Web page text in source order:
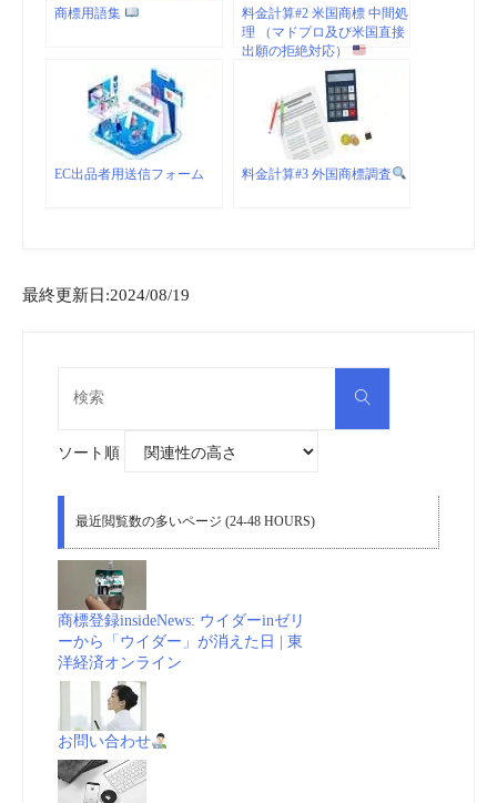
商標用語集
料金計算#2 米国商標 中間処
理 （マドプロ及び米国直接
出願の拒絶対応）
EC出品者用送信フォーム 料金計算#3 外国商標調査
最終更新日:2024/08/19
検
ソート順
最近閲覧数の多いページ (24-48 HOURS)
商標登録insideNews: ウイダーinゼリ
ーから「ウイダー」が消えた日 | 東
洋経済オンライン
お問い合わせ